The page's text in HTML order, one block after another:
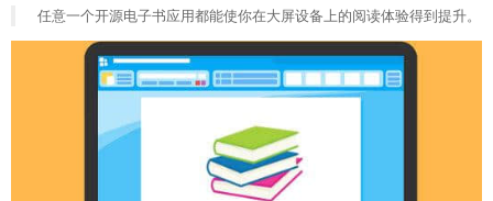
任意一个开源电子书应用都能使你在大屏设备上的阅读体验得到提升。